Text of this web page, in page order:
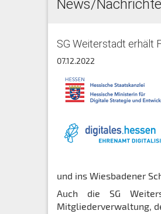
News/
SG Weiterstadt erhält
07.12.2022
und ins Wiesbadener
Auch die SG
Mitgliederverwaltung,